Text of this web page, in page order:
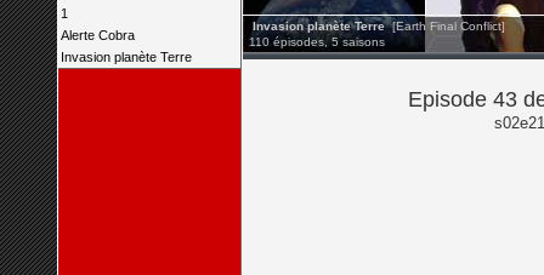
1
Alerte Cobra
Invasion planète Terre
Invasion planète Terre [Earth Final Conflict]
110 épisodes, 5 saisons
Episode 43